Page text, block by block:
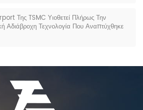
Της TSMC Υιοθετεί Πλήρως Την
Αδιάβροχη Τεχνολογία Που Αναπτύχθηκε